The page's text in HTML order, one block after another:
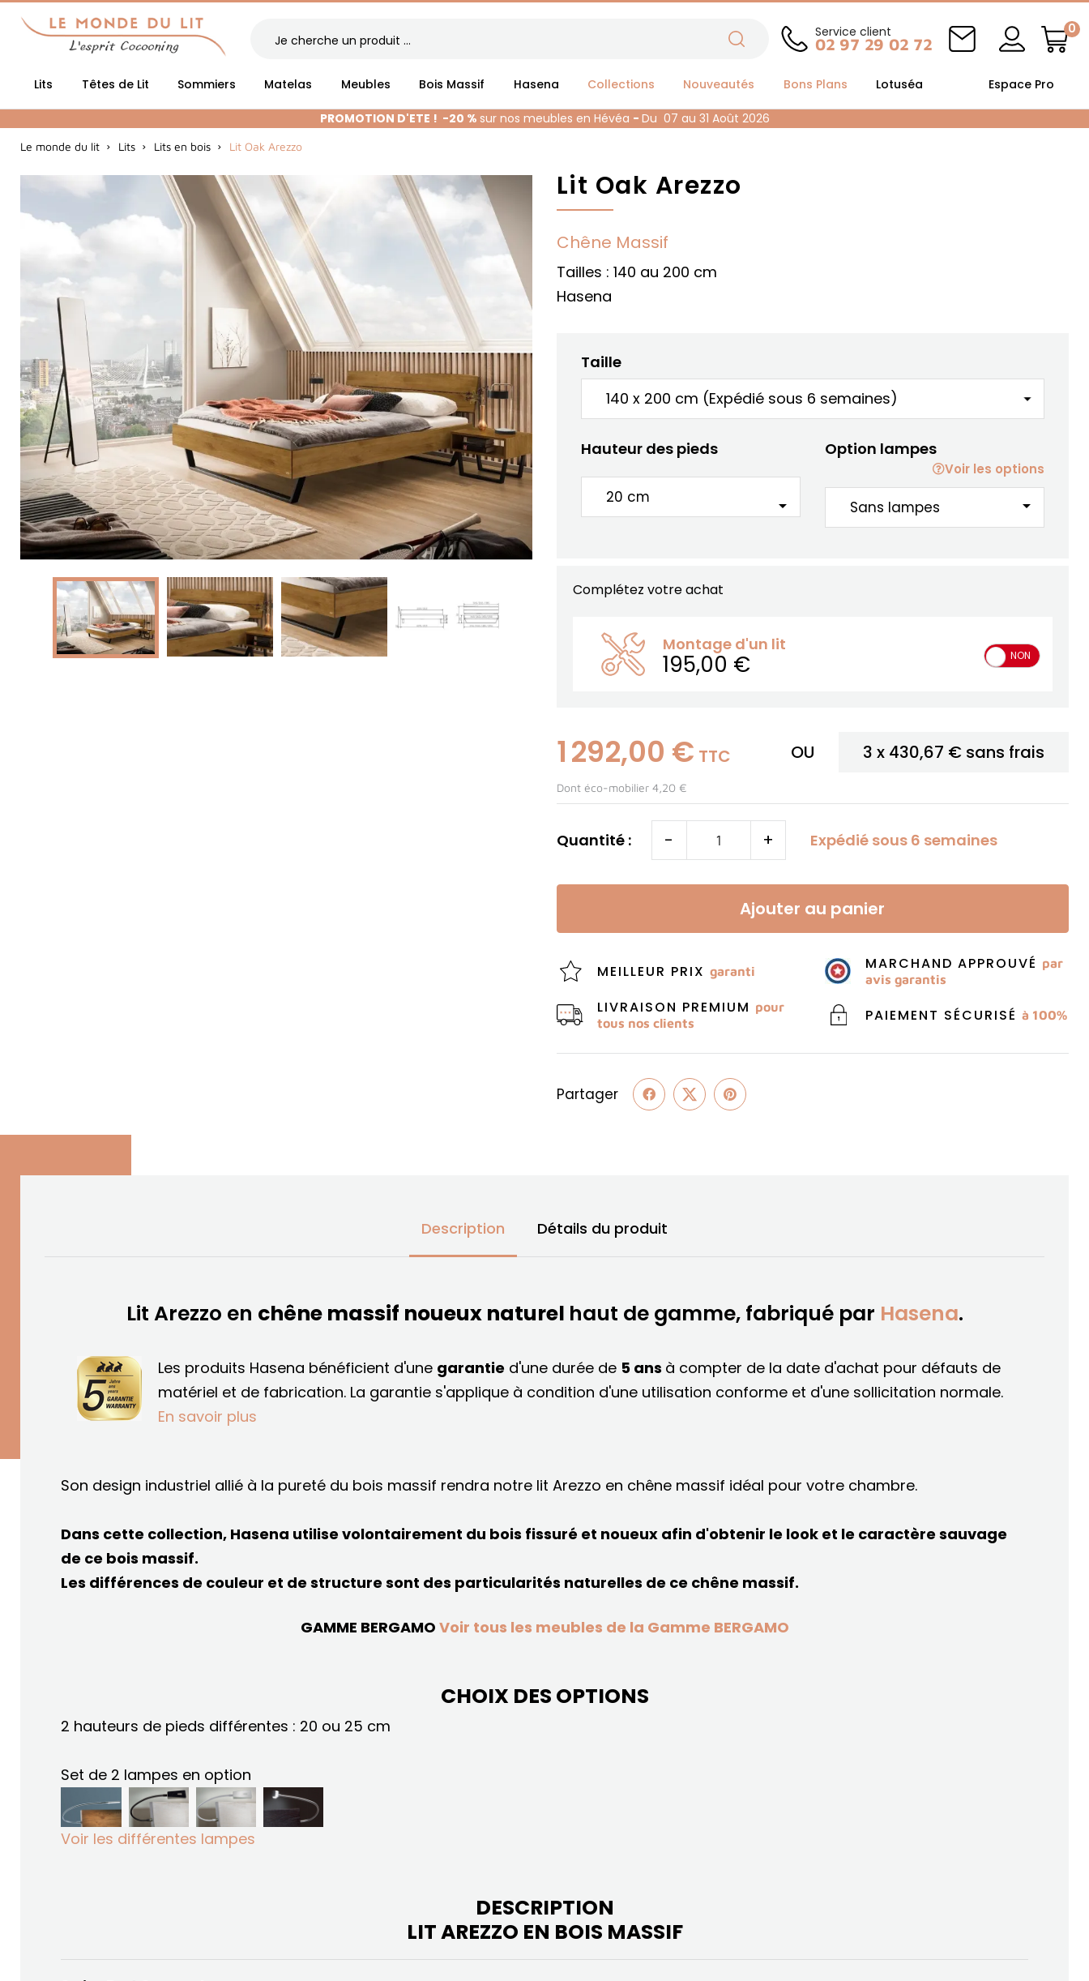
Service client
02 97 29 02 72
0
Lits Têtes de Lit Sommiers Matelas Meubles Bois Massif Hasena Collections Nouveautés Bons Plans Lotuséa Espace Pro
PROMOTION D'ETE ! -20 % sur nos meubles en Hévéa - Du 07 au 31 Août 2026
Le monde du lit Lits Lits en bois Lit Oak Arezzo
Lit Oak Arezzo
Chêne Massif
Tailles : 140 au 200 cm
Hasena
Taille
Hauteur des pieds
arrow_drop_down
Option lampes
Voir les options
arrow_drop_down
Complétez votre achat
Montage d'un lit
195,00 € NON
1 292,00 € TTC OU 3 x 430,67 € sans frais
Dont éco-mobilier 4,20 €
Quantité : - + Expédié sous 6 semaines
Ajouter au panier
MEILLEUR PRIX garanti MARCHAND APPROUVÉ par
avis garantis
LIVRAISON PREMIUM pour
tous nos clients
PAIEMENT SÉCURISÉ à 100%
Partager
Description
Lit Arezzo en chêne massif noueux naturel haut de gamme, fabriqué par Hasena.
Les produits Hasena bénéficient d'une garantie d'une durée de 5 ans à compter de la date d'achat pour défauts de
matériel et de fabrication. La garantie s'applique à condition d'une utilisation conforme et d'une sollicitation normale.
En savoir plus
Son design industriel allié à la pureté du bois massif rendra notre lit Arezzo en chêne massif idéal pour votre chambre.
Dans cette collection, Hasena utilise volontairement du bois fissuré et noueux afin d'obtenir le look et le caractère sauvage
de ce bois massif.
Les différences de couleur et de structure sont des particularités naturelles de ce chêne massif.
GAMME BERGAMO Voir tous les meubles de la Gamme BERGAMO
CHOIX DES OPTIONS
2 hauteurs de pieds différentes : 20 ou 25 cm
Set de 2 lampes en option
Voir les différentes lampes
DESCRIPTION
LIT AREZZO EN BOIS MASSIF
Détails du produit